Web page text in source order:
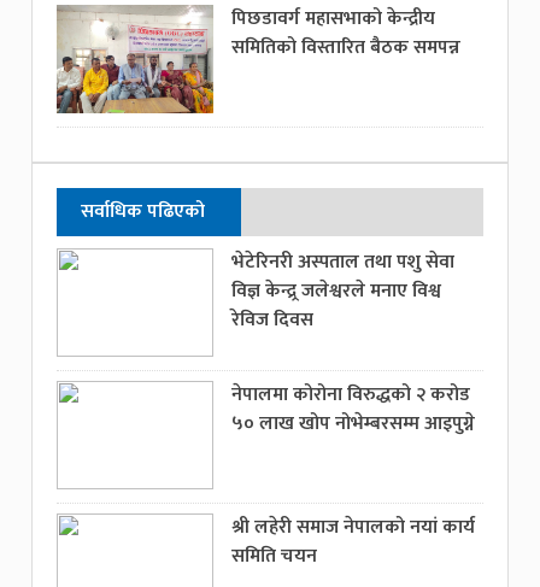
पिछडावर्ग महासभाको केन्द्रीय
समितिको विस्तारित बैठक समपन्न
सर्वाधिक पढिएको
भेटेरिनरी अस्पताल तथा पशु सेवा
विज्ञ केन्द्र्र जलेश्वरले मनाए विश्व
रेविज दिवस
नेपालमा कोरोना विरुद्धको २ करोड
५० लाख खोप नोभेम्बरसम्म आइपुग्ने
श्री लहेरी समाज नेपालको नयां कार्य
समिति चयन